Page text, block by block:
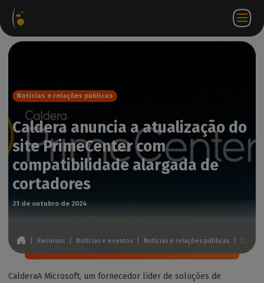
PT
Notícias e relações públicas
Caldera anuncia a atualização do
site PrimeCenter com
compatibilidade alargada de
cortadores
21 de outubro de 2024
Recursos Notícias e eventos Notícias e relações públicas Caldera anuncia a atualização do site PrimeCenter com compatibilidade alargada de cortadores
CalderaA Microsoft, um fornecedor líder de soluções de